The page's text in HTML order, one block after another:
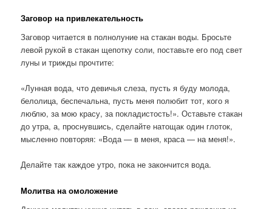
Заговор на привлекательность
Заговор читается в полнолуние на стакан воды. Бросьте
левой рукой в стакан щепотку соли, поставьте его под свет
луны и трижды прочтите:
«Лунная вода, что девичья слеза, пусть я буду молода,
белолица, беспечальна, пусть меня полюбит тот, кого я
люблю, за мою красу, за покладистость!». Оставьте стакан
до утра, а, проснувшись, сделайте натощак один глоток,
мысленно повторяя: «Вода — в меня, краса — на меня!».
Делайте так каждое утро, пока не закончится вода.
Молитва на омоложение